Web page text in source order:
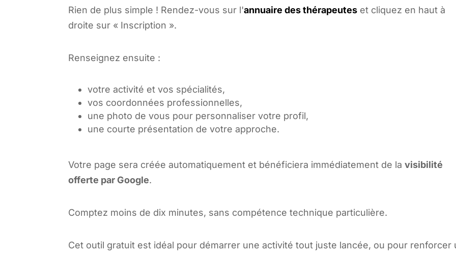
Rien de plus simple ! Rendez-vous sur l'annuaire des thérapeutes et cliquez en haut à
droite sur « Inscription ».
Renseignez ensuite :
votre activité et vos spécialités,
vos coordonnées professionnelles,
une photo de vous pour personnaliser votre profil,
une courte présentation de votre approche.
Votre page sera créée automatiquement et bénéficiera immédiatement de lavisibilité
offerte par Google.
Comptez moins de dix minutes, sans compétence technique particulière.
Cet outil gratuit est idéal pour démarrer une activité tout juste lancée, ou pour renforcer